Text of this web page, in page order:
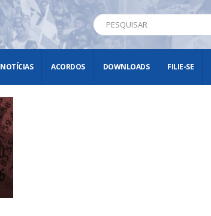
NOTÍCIAS ACORDOS DOWNLOADS FILIE-SE